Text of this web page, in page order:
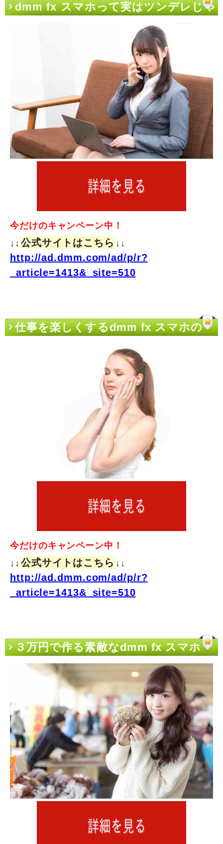
dmm fx スマホって実はツンデレじゃ
今だけのキャンペーン中！
↓↓ 公式サイトはこちら ↓↓
http://ad.dmm.com/ad/p/r?
_article=1413&_site=510
仕事を楽しくするdmm fx スマホの
今だけのキャンペーン中！
↓↓ 公式サイトはこちら ↓↓
http://ad.dmm.com/ad/p/r?
_article=1413&_site=510
３万円で作る素敵なdmm fx スマホ